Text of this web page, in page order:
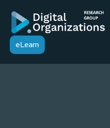
eLearn